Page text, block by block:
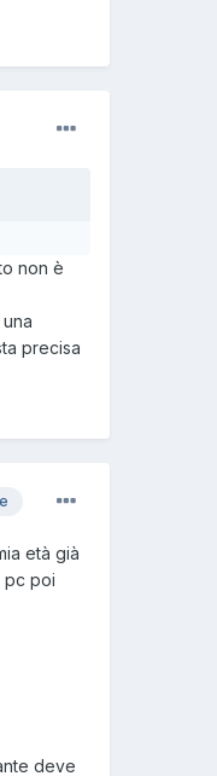
non è
precisa
età già
pc poi
deve